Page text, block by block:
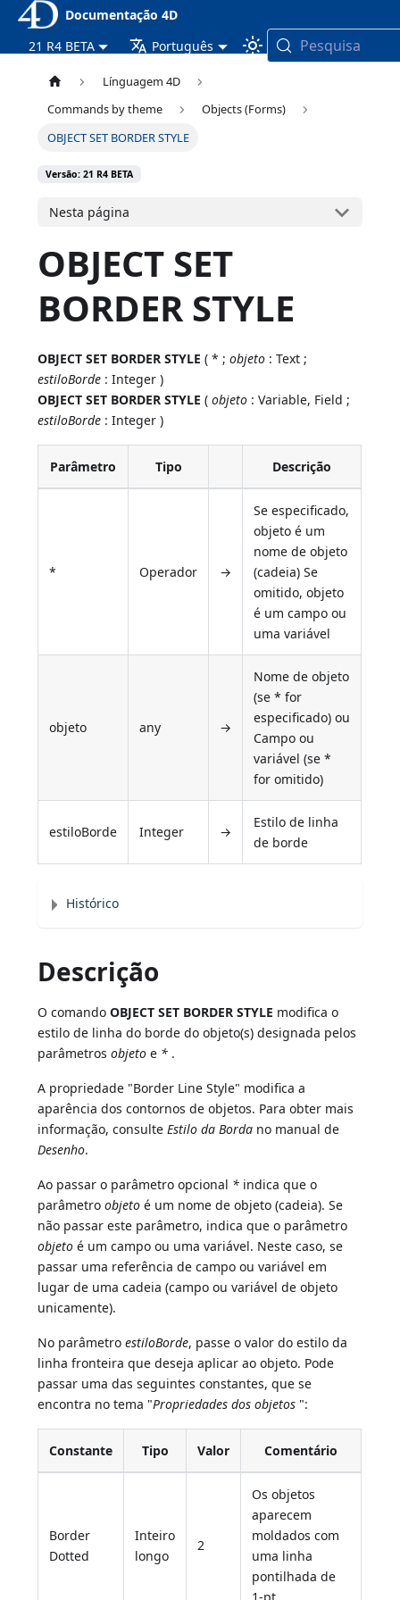
Documentação 4D
21 R4 BETA
Português Pesquisa
Línguagem 4D
Commands by theme
Objects (Forms)
OBJECT SET BORDER STYLE
Versão: 21 R4 BETA
Nesta página
OBJECT SET
BORDER STYLE
OBJECT SET BORDER STYLE ( * ;objeto : Text ;
estiloBorde : Integer )
OBJECT SET BORDER STYLE (objeto : Variable, Field ;
estiloBorde : Integer )
Parâmetro Tipo Descrição
* Operador →
Se especificado,
objeto é um
nome de objeto
(cadeia) Se
omitido, objeto
é um campo ou
uma variável
objeto any →
Nome de objeto
(se * for
especificado) ou
Campo ou
variável (se *
for omitido)
estiloBorde Integer →
Estilo de linha
de borde
Histórico
Descrição
O comandoOBJECT SET BORDER STYLE modifica o
estilo de linha do borde do objeto(s) designada pelos
parâmetrosobjeto e * .
A propriedade "Border Line Style" modifica a
aparência dos contornos de objetos. Para obter mais
informação, consulteEstilo da Borda no manual de
Desenho.
Ao passar o parâmetro opcional * indica que o
parâmetroobjeto é um nome de objeto (cadeia). Se
não passar este parâmetro, indica que o parâmetro
objeto é um campo ou uma variável. Neste caso, se
passar uma referência de campo ou variável em
lugar de uma cadeia (campo ou variável de objeto
unicamente).
No parâmetroestiloBorde, passe o valor do estilo da
linha fronteira que deseja aplicar ao objeto. Pode
passar uma das seguintes constantes, que se
encontra no tema "Propriedades dos objetos ":
Constante Tipo Valor Comentário
Border
Dotted
Inteiro
longo
2
Os objetos
aparecem
moldados com
uma linha
pontilhada de